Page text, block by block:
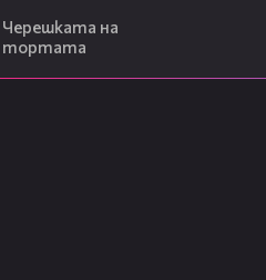
Черешката на
тортата